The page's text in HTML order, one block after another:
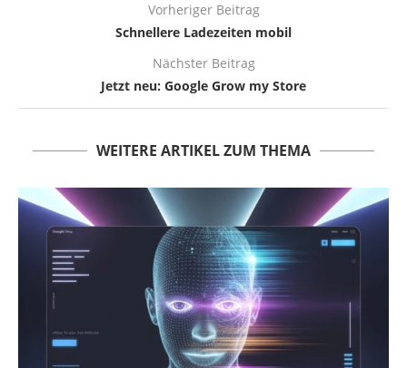
Vorheriger Beitrag
Schnellere Ladezeiten mobil
Nächster Beitrag
Jetzt neu: Google Grow my Store
WEITERE ARTIKEL ZUM THEMA